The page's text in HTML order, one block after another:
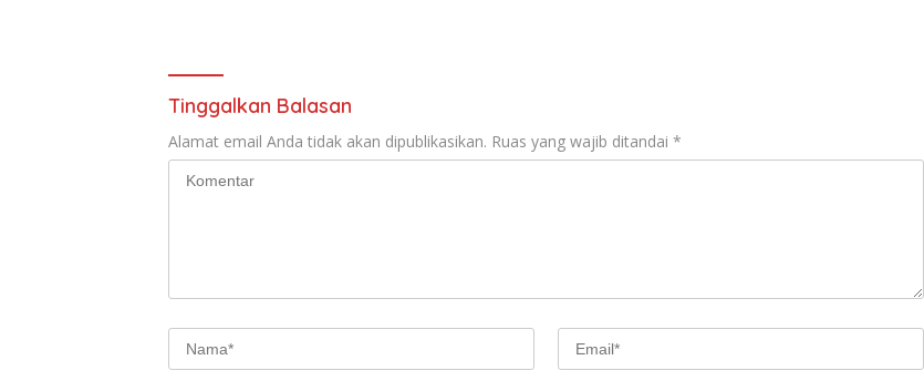
o
o
k
o
n o n
Tinggalkan Balasan
Alamat email Anda tidak akan dipublikasikan. Ruas yang wajib ditandai *